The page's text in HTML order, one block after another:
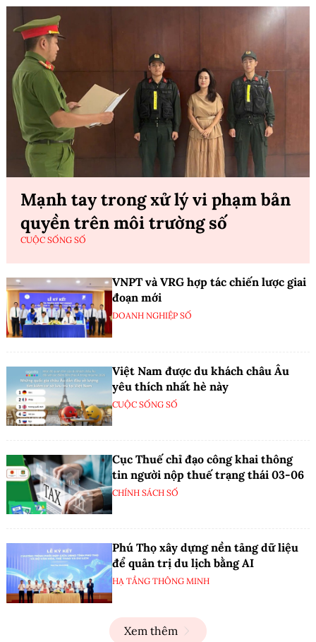
Mạnh tay trong xử lý vi phạm bản
quyền trên môi trường số
CUỘC SỐNG SỐ
VNPT và VRG hợp tác chiến lược giai
đoạn mới
DOANH NGHIỆP SỐ
Việt Nam được du khách châu Âu
yêu thích nhất hè này
CUỘC SỐNG SỐ
Cục Thuế chỉ đạo công khai thông
tin người nộp thuế trạng thái 03-06
CHÍNH SÁCH SỐ
Phú Thọ xây dựng nền tảng dữ liệu
để quản trị du lịch bằng AI
HẠ TẦNG THÔNG MINH
Xem thêm